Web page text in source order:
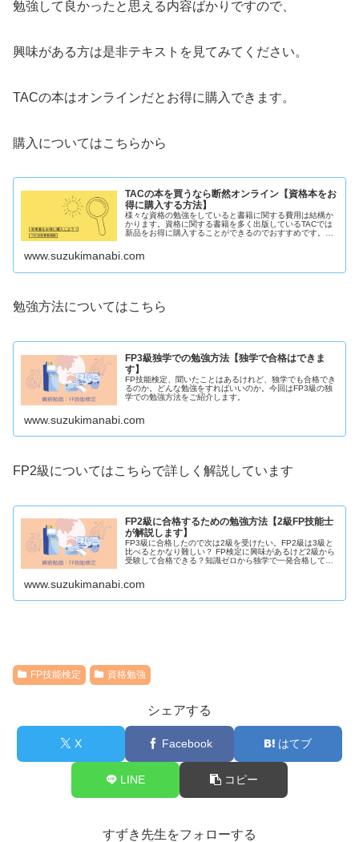
勉強して良かったと思える内容ばかりですので、
興味がある方は是非テキストを見てみてください。
TACの本はオンラインだとお得に購入できます。
購入についてはこちらから
TACの本を買うなら断然オンライン【資格本をお
得に購入する方法】
様々な資格の勉強をしていると書籍に関する費用は結構か
かります。資格に関する書籍を多く出版しているTACでは
新品をお得に購入することができるのでおすすめです。ち
www.suzukimanabi.com
勉強方法についてはこちら
FP3級独学での勉強方法【独学で合格はできま
す】
FP技能検定、聞いたことはあるけれど、独学でも合格でき
るのか。どんな勉強をすればいいのか。今回はFP3級の独
学での勉強方法をご紹介します。
www.suzukimanabi.com
FP2級についてはこちらで詳しく解説しています
FP2級に合格するための勉強方法【2級FP技能士
が解説します】
FP3級に合格したので次は2級を受けたい。FP2級は3級と
比べるとかなり難しい？ FP検定に興味があるけど2級から
受験して合格できる？知識ゼロから独学で一発合格してい
www.suzukimanabi.com
FP技能検定 資格勉強
シェアする
X Facebook はてブ
LINE コピー
すずき先生をフォローする